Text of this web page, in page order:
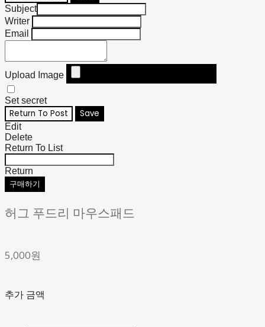
Subject
Writer
Email
Upload Image
Set secret
Return To Post Save
Edit
Delete
Return To List
Return
구매하기
허그 푸드리 마우스패드
5,000원
추가 금액